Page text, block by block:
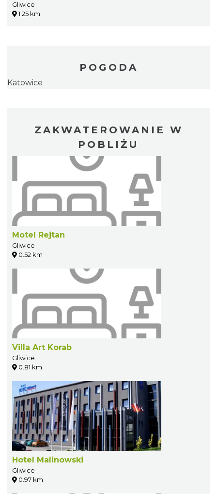
Gliwice
1.25 km
POGODA
Katowice
ZAKWATEROWANIE W
POBLIŻU
Motel Rejtan
Gliwice
0.52 km
Villa Art Korab
Gliwice
0.81 km
Hotel Malinowski
Gliwice
0.97 km